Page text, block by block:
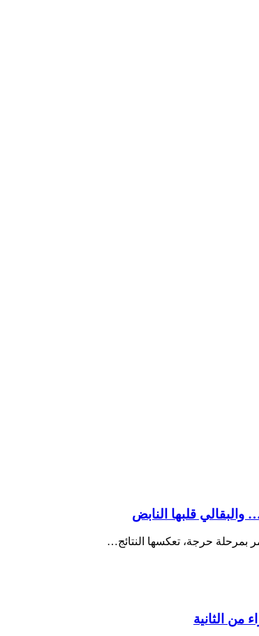
بمرحلة حرجة، تعكسها النتائج…
من الثانية